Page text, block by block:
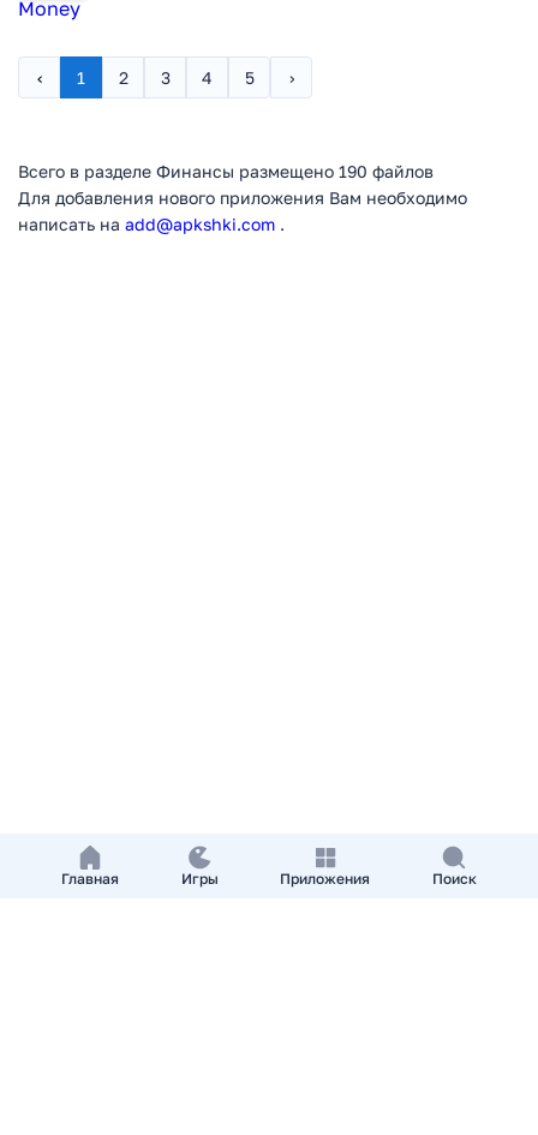
Главная Игры Приложения Поиск
‹ 1 2 3 4 5 ›
Всего в разделе Финансы размещено 190 файлов
Для добавления нового приложения Вам необходимо
написать на add@apkshki.com .